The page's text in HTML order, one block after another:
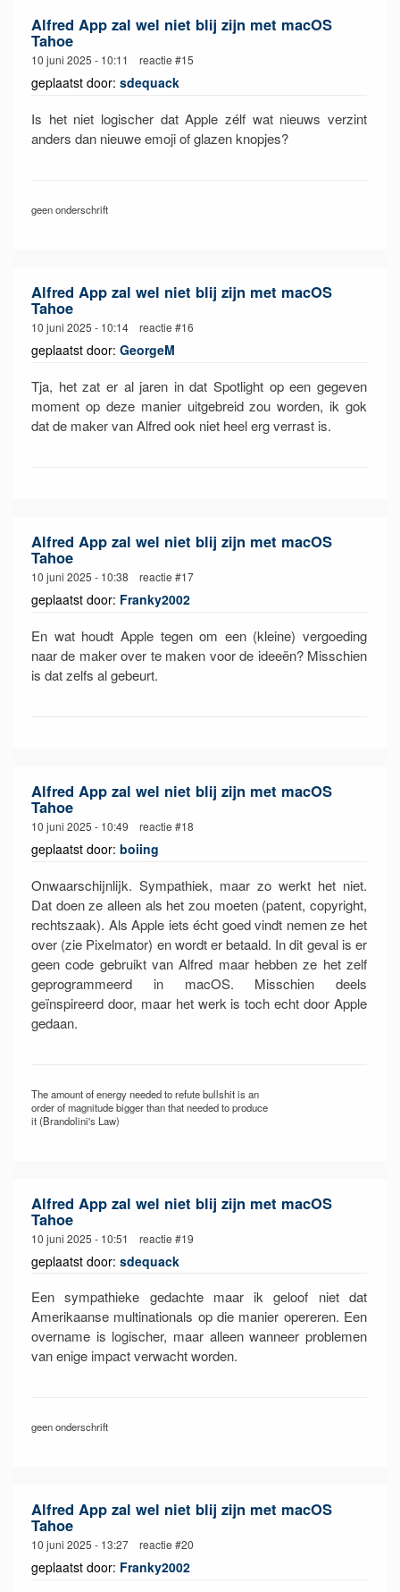
Alfred App zal wel niet blij zijn met macOS
Tahoe
10 juni 2025 - 10:11 reactie #15
geplaatst door: sdequack
Is het niet logischer dat Apple zélf wat nieuws verzint
anders dan nieuwe emoji of glazen knopjes?
geen onderschrift
Alfred App zal wel niet blij zijn met macOS
Tahoe
10 juni 2025 - 10:14 reactie #16
geplaatst door: GeorgeM
Tja, het zat er al jaren in dat Spotlight op een gegeven
moment op deze manier uitgebreid zou worden, ik gok
dat de maker van Alfred ook niet heel erg verrast is.
Alfred App zal wel niet blij zijn met macOS
Tahoe
10 juni 2025 - 10:38 reactie #17
geplaatst door: Franky2002
En wat houdt Apple tegen om een (kleine) vergoeding
naar de maker over te maken voor de ideeën? Misschien
is dat zelfs al gebeurt.
Alfred App zal wel niet blij zijn met macOS
Tahoe
10 juni 2025 - 10:49 reactie #18
geplaatst door: boiing
Onwaarschijnlijk. Sympathiek, maar zo werkt het niet.
Dat doen ze alleen als het zou moeten (patent, copyright,
rechtszaak). Als Apple iets écht goed vindt nemen ze het
over (zie Pixelmator) en wordt er betaald. In dit geval is er
geen code gebruikt van Alfred maar hebben ze het zelf
geprogrammeerd in macOS. Misschien deels
geïnspireerd door, maar het werk is toch echt door Apple
gedaan.
The amount of energy needed to refute bullshit is an
order of magnitude bigger than that needed to produce
it (Brandolini's Law)
Alfred App zal wel niet blij zijn met macOS
Tahoe
10 juni 2025 - 10:51 reactie #19
geplaatst door: sdequack
Een sympathieke gedachte maar ik geloof niet dat
Amerikaanse multinationals op die manier opereren. Een
overname is logischer, maar alleen wanneer problemen
van enige impact verwacht worden.
geen onderschrift
Alfred App zal wel niet blij zijn met macOS
Tahoe
10 juni 2025 - 13:27 reactie #20
geplaatst door: Franky2002